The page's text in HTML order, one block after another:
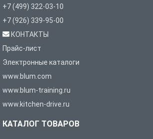
+7 (499) 322-03-10
+7 (926) 339-95-00
КОНТАКТЫ
Прайс-лист
Электронные каталоги
www.blum.com
www.blum-training.ru
www.kitchen-drive.ru
КАТАЛОГ ТОВАРОВ